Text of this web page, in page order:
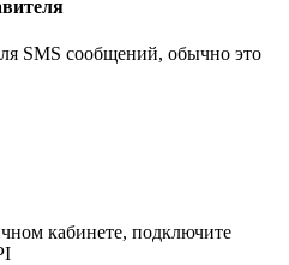
SMS сообщений, обычно это
кабинете, подключите